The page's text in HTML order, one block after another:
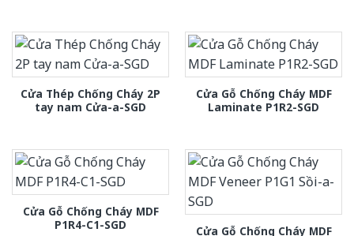
Cửa Thép Chống Cháy 2P
tay nam Cửa-a-SGD
Cửa Gỗ Chống Cháy MDF
Laminate P1R2-SGD
Cửa Gỗ Chống Cháy MDF
P1R4-C1-SGD
Cửa Gỗ Chống Cháy MDF